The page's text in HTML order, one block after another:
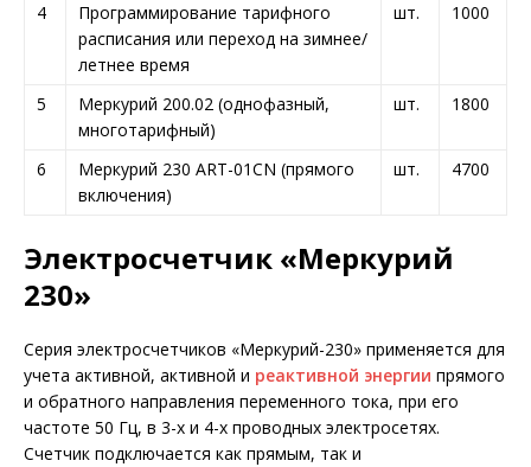
4
Программирование тарифного
расписания или переход на зимнее/
летнее время
шт. 1000
5
Меркурий 200.02 (однофазный,
многотарифный)
шт. 1800
6
Меркурий 230 ART-01CN (прямого
включения)
шт. 4700
Электросчетчик «Меркурий
230»
Серия электросчетчиков «Меркурий-230» применяется для
учета активной, активной и реактивной энергии прямого
и обратного направления переменного тока, при его
частоте 50 Гц, в 3-х и 4-х проводных электросетях.
Счетчик подключается как прямым, так и